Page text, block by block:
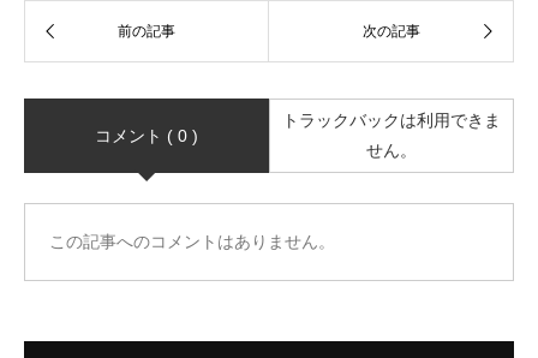
コメント ( 0 )
トラックバックは利用できま
せん。
この記事へのコメントはありません。